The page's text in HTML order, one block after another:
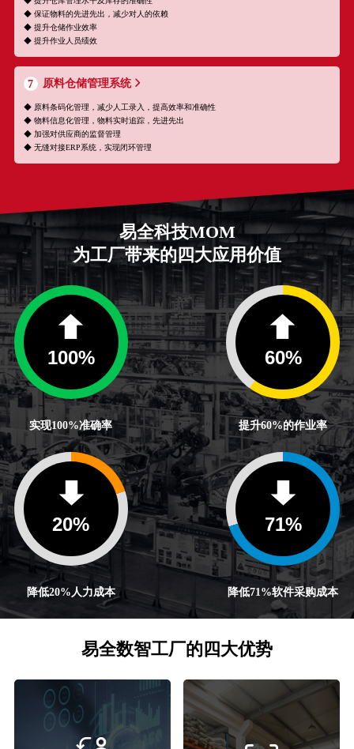
◆ 保证物料的先进先出，减少对人的依赖
◆ 提升仓储作业效率
◆ 提升作业人员绩效
7 原料仓储管理系统
◆ 原料条码化管理，减少人工录入，提高效率和准确性
◆ 物料信息化管理，物料实时追踪，先进先出
◆ 加强对供应商的监督管理
◆ 无缝对接ERP系统，实现闭环管理
易全科技MOM
为工厂带来的四大应用价值
100%
实现100%准确率
60%
提升60%的作业率
20%
降低20%人力成本
71%
降低71%软件采购成本
易全数智工厂的四大优势